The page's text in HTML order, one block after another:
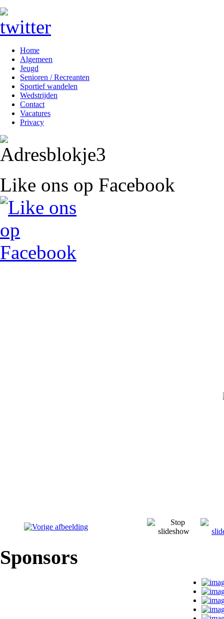
Home
Algemeen
Jeugd
Senioren / Recreanten
Sportief wandelen
Wedstrijden
Contact
Vacatures
Privacy
Like ons op Facebook
Sponsors